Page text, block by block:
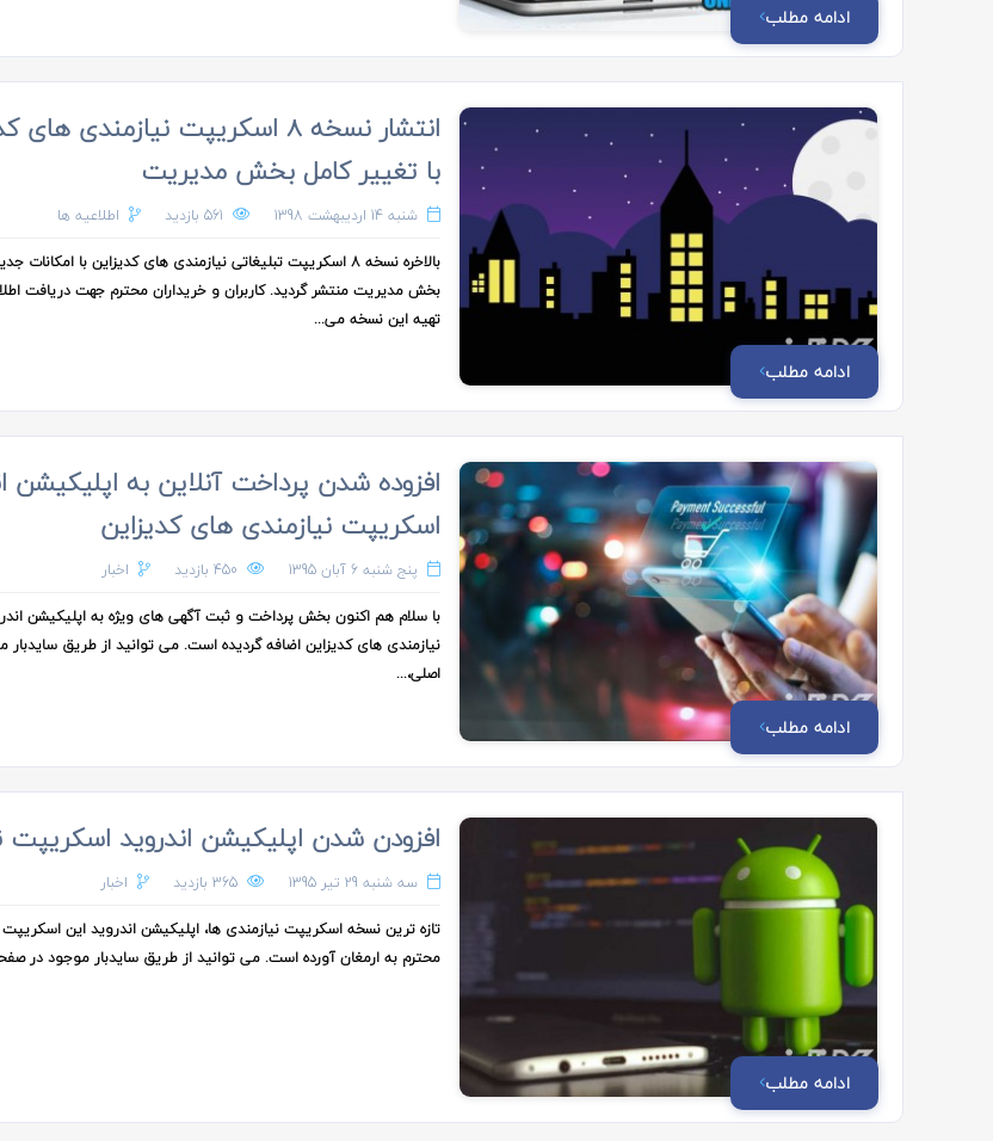
ادامه مطلب
انتشار نسخه 8 اسکریپت نیازمندی
با تغییر کامل بخش مدیریت
شنبه 14 اردیبهشت 1398 561 بازدید
اطلاعیه ها
بالاخره نسخه 8 اسکریپت تبلیغاتی نیازمندی های کدیزاین با
بخش مدیریت منتشر گردید. کاربران و خریداران محترم جهت دریافت
تهیه این نسخه می...
ادامه مطلب
افزوده شدن پرداخت آنلاین به اپلیکیشن
اسکریپت نیازمندی های کدیزاین
پنج شنبه 6 آبان 1395 450 بازدید
اخبار
با سلام هم اکنون بخش پرداخت و ثبت آگهی های ویژه به اپلیکیشن
نیازمندی های کدیزاین اضافه گردیده است. می توانید از طریق
اصلی،...
ادامه مطلب
افزودن شدن اپلیکیشن اندروید اسکریپت
سه شنبه 29 تیر 1395 365 بازدید
اخبار
تازه ترین نسخه اسکریپت نیازمندی ها، اپلیکیشن اندروید این اسکریپت
محترم به ارمغان آورده است. می توانید از طریق سایدبار موجود در
ادامه مطلب